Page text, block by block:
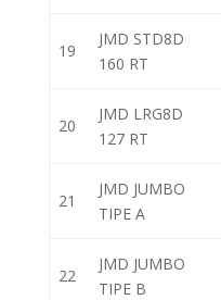
19
JMD STD8D
160 RT
20
JMD LRG8D
127 RT
21
JMD JUMBO
TIPE A
22
JMD JUMBO
TIPE B